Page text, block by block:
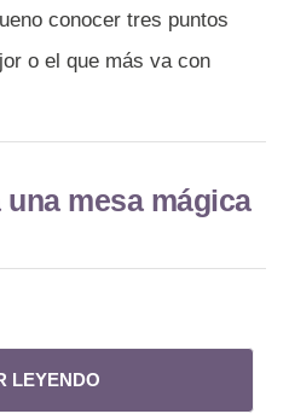
conocer tres puntos
o el que más va con
mesa mágica
LEYENDO